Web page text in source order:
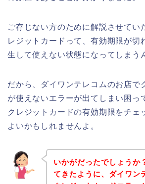
ご存じない方のために解説させてい
レジットカードって、有効期限が切
生して使えない状態になってしまう
だから、ダイワンテレコムのお店で
が使えないエラーが出てしまい困っ
クレジットカードの有効期限をチェ
よいかもしれませんよ。
いかがだったでしょうか
てきたように、ダイワン